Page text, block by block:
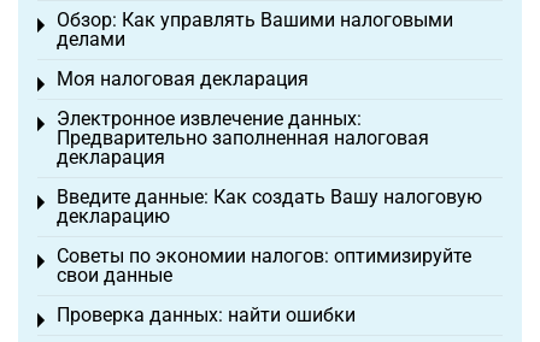
Обзор: Как управлять Вашими налоговыми
делами
Toggle menu
Моя налоговая декларация
Toggle menu
Электронное извлечение данных:
Предварительно заполненная налоговая
декларация
Toggle menu
Введите данные: Как создать Вашу налоговую
декларацию
Toggle menu
Советы по экономии налогов: оптимизируйте
свои данные
Toggle menu
Проверка данных: найти ошибки
Toggle menu